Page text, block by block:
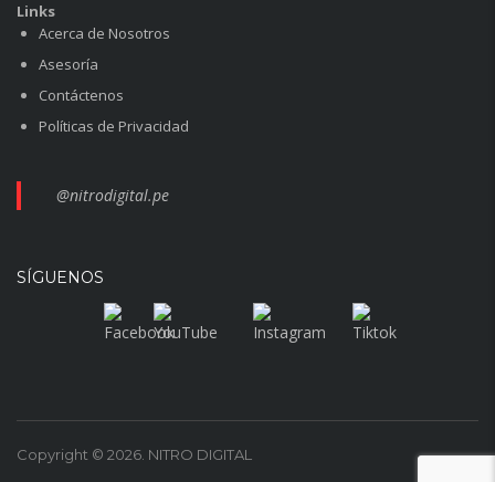
Links
Acerca de Nosotros
Asesoría
Contáctenos
Políticas de Privacidad
@nitrodigital.pe
SÍGUENOS
Copyright © 2026. NITRO DIGITAL